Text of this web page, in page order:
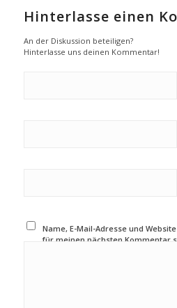
Hinterlasse einen
An der Diskussion beteiligen?
Hinterlasse uns deinen Kommentar!
Name, E-Mail-Adresse und
für meinen nächsten Kommentar